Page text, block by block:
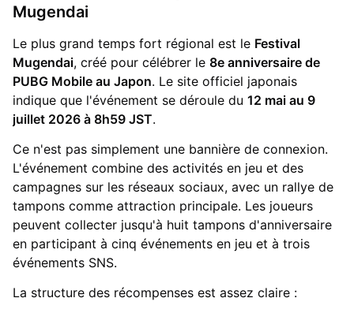
Mugendai
Le plus grand temps fort régional est le Festival
Mugendai, créé pour célébrer le 8e anniversaire de
PUBG Mobile au Japon. Le site officiel japonais
indique que l'événement se déroule du 12 mai au 9
juillet 2026 à 8h59 JST.
Ce n'est pas simplement une bannière de connexion.
L'événement combine des activités en jeu et des
campagnes sur les réseaux sociaux, avec un rallye de
tampons comme attraction principale. Les joueurs
peuvent collecter jusqu'à huit tampons d'anniversaire
en participant à cinq événements en jeu et à trois
événements SNS.
La structure des récompenses est assez claire :